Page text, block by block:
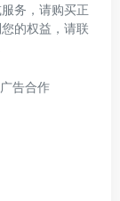
务，请购买正
的权益，请联
广告合作